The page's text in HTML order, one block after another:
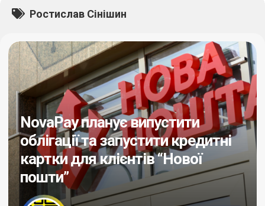
Ростислав Сінішин
NovaPay планує випустити
облігації та запустити кредитні
картки для клієнтів “Нової
пошти”